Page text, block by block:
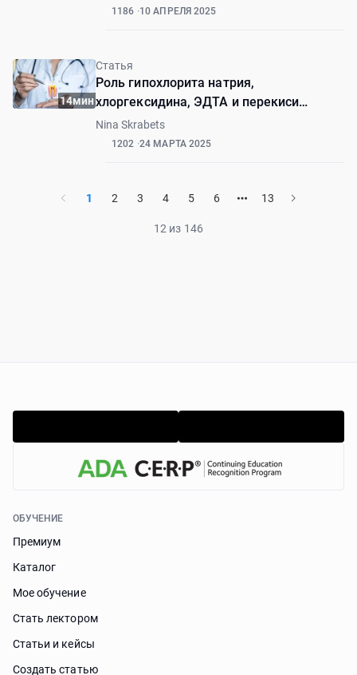
популяциях
1186 10 АПРЕЛЯ 2025
14мин
Статья
Роль гипохлорита натрия,
хлоргексидина, ЭДТА и перекиси
водорода в эндодонтическом орошении
Nina Skrabets
1202 24 МАРТА 2025
1 2 3 4 5 6 13
12 из 146
ОБУЧЕНИЕ
Премиум
Каталог
Мое обучение
Стать лектором
Статьи и кейсы
Cоздать статью